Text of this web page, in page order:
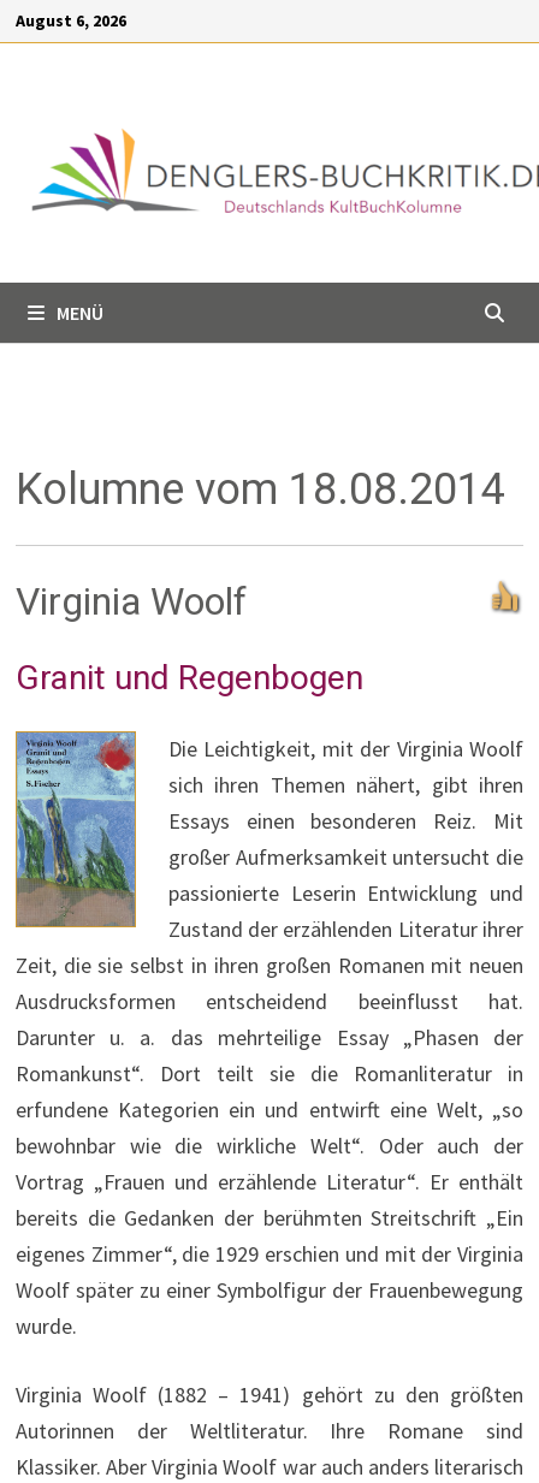
springen
Zum
Inhalt
August 6, 2026
MENÜ
Kolumne vom 18.08.2014
Virginia Woolf
Granit und Regenbogen
Die Leichtigkeit, mit der Virginia Woolf
sich ihren Themen nähert, gibt ihren
Essays einen besonderen Reiz. Mit
großer Aufmerksamkeit untersucht die
passionierte Leserin Entwicklung und
Zustand der erzählenden Literatur ihrer
Zeit, die sie selbst in ihren großen Romanen mit neuen
Ausdrucksformen entscheidend beeinflusst hat.
Darunter u. a. das mehrteilige Essay „Phasen der
Romankunst“. Dort teilt sie die Romanliteratur in
erfundene Kategorien ein und entwirft eine Welt, „so
bewohnbar wie die wirkliche Welt“. Oder auch der
Vortrag „Frauen und erzählende Literatur“. Er enthält
bereits die Gedanken der berühmten Streitschrift „Ein
eigenes Zimmer“, die 1929 erschien und mit der Virginia
Woolf später zu einer Symbolfigur der Frauenbewegung
wurde.
Virginia Woolf (1882 – 1941) gehört zu den größten
Autorinnen der Weltliteratur. Ihre Romane sind
Klassiker. Aber Virginia Woolf war auch anders literarisch